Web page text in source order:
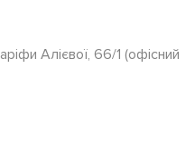
Алієвої, 66/1 (офісний